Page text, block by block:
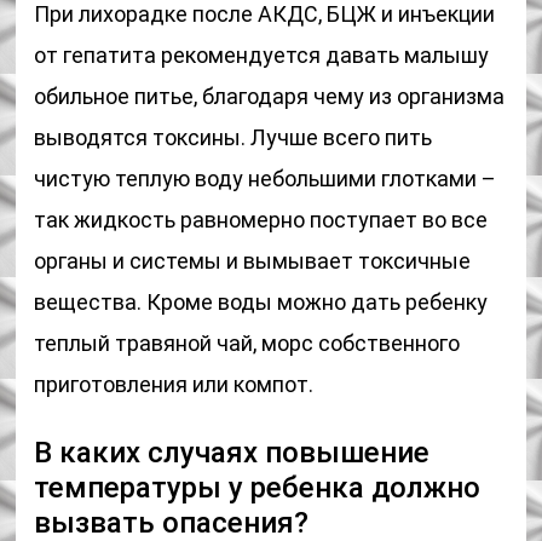
При лихорадке после АКДС, БЦЖ и инъекции
от гепатита рекомендуется давать малышу
обильное питье, благодаря чему из организма
выводятся токсины. Лучше всего пить
чистую теплую воду небольшими глотками –
так жидкость равномерно поступает во все
органы и системы и вымывает токсичные
вещества. Кроме воды можно дать ребенку
теплый травяной чай, морс собственного
приготовления или компот.
В каких случаях повышение
температуры у ребенка должно
вызвать опасения?